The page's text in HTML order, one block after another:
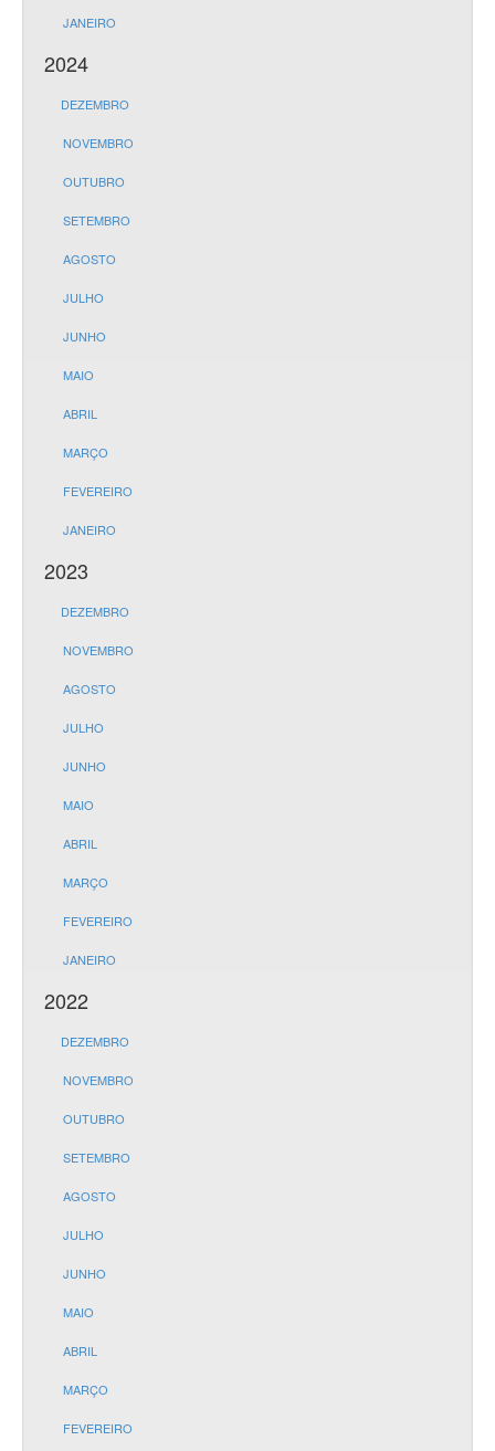
JANEIRO
2024
DEZEMBRO
NOVEMBRO
OUTUBRO
SETEMBRO
AGOSTO
JULHO
JUNHO
MAIO
ABRIL
MARÇO
FEVEREIRO
JANEIRO
2023
DEZEMBRO
NOVEMBRO
AGOSTO
JULHO
JUNHO
MAIO
ABRIL
MARÇO
FEVEREIRO
JANEIRO
2022
DEZEMBRO
NOVEMBRO
OUTUBRO
SETEMBRO
AGOSTO
JULHO
JUNHO
MAIO
ABRIL
MARÇO
FEVEREIRO